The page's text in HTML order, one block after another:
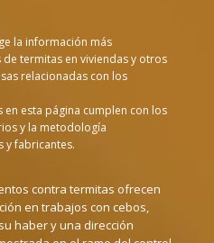
la información más
termitas en viviendas y otros
relacionadas con los
esta página cumplen con los
y la metodología
y fabricantes.
contra termitas ofrecen
en trabajos con cebos,
haber y una dirección